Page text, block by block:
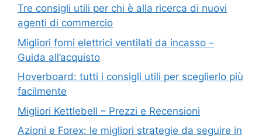
Tre consigli utili per chi è alla ricerca di nuovi
agenti di commercio
Migliori forni elettrici ventilati da incasso –
Guida all’acquisto
Hoverboard: tutti i consigli utili per sceglierlo più
facilmente
Migliori Kettlebell – Prezzi e Recensioni
Azioni e Forex: le migliori strategie da seguire in